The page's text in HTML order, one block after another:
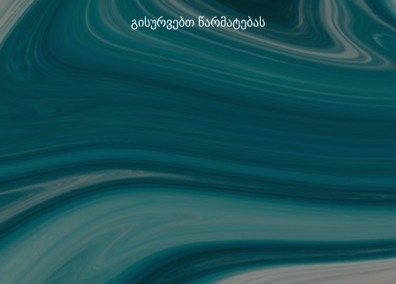
გისურვებთ წარმატებას